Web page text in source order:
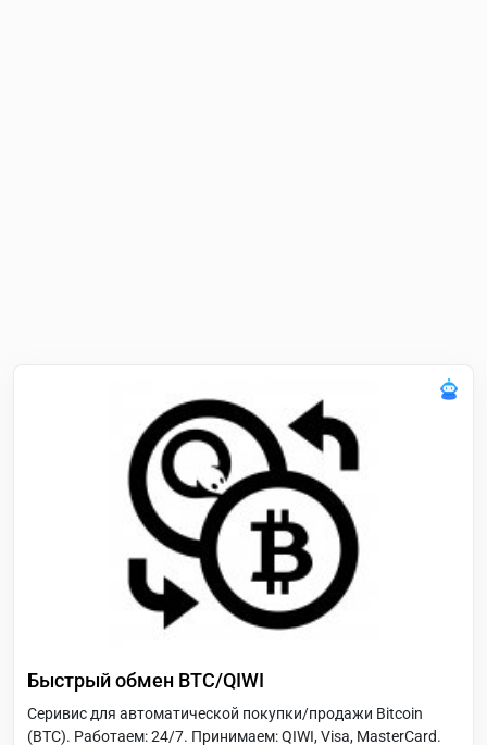
Быстрый обмен BTC/QIWI
Серивис для автоматической покупки/продажи Bitcoin
(BTC). Работаем: 24/7. Принимаем: QIWI, Visa, MasterCard.